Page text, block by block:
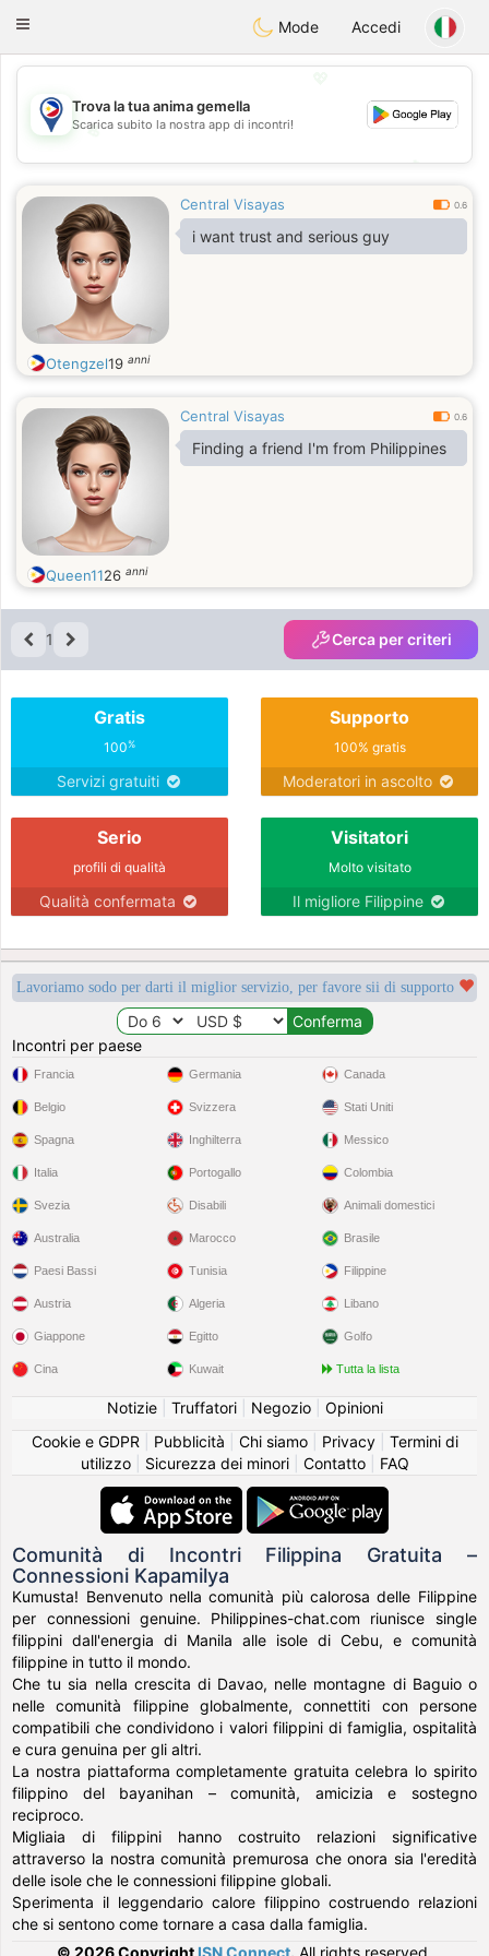
PhilippinesChat
Toggle
Mode Accedi
💖
💕
Trova la tua anima gemella
Scarica subito la nostra app di incontri!
Central Visayas 0.6
i want trust and serious guy
Otengzel19 anni
Central Visayas 0.6
Finding a friend I'm from Philippines
Queen1126 anni
1 Cerca per criteri
Gratis
100%
Servizi gratuiti
Supporto
100% gratis
Moderatori in ascolto
Serio
profili di qualità
Qualità confermata
Visitatori
Molto visitato
Il migliore Filippine
Lavoriamo sodo per darti il miglior servizio, per favore sii di supporto
Incontri per paese
Francia
Belgio
Spagna
Italia
Svezia
Germania
Svizzera
Inghilterra
Portogallo
Disabili
Canada
Stati Uniti
Messico
Colombia
Animali domestici
Australia
Paesi Bassi
Austria
Giappone
Cina
Marocco
Tunisia
Algeria
Egitto
Kuwait
Brasile
Filippine
Libano
Golfo
Tutta la lista
Notizie| Truffatori| Negozio| Opinioni
Cookie e GDPR
Pubblicità Chi siamo| Privacy| Termini di
utilizzo| Sicurezza dei minori| Contatto| FAQ
Comunità di Incontri Filippina Gratuita –
Connessioni Kapamilya
Kumusta! Benvenuto nella comunità più calorosa delle Filippine
per connessioni genuine. Philippines-chat.com riunisce single
filippini dall'energia di Manila alle isole di Cebu, e comunità
filippine in tutto il mondo.
Che tu sia nella crescita di Davao, nelle montagne di Baguio o
nelle comunità filippine globalmente, connettiti con persone
compatibili che condividono i valori filippini di famiglia, ospitalità
e cura genuina per gli altri.
La nostra piattaforma completamente gratuita celebra lo spirito
filippino del bayanihan – comunità, amicizia e sostegno
reciproco.
Migliaia di filippini hanno costruito relazioni significative
attraverso la nostra comunità premurosa che onora sia l'eredità
delle isole che le connessioni filippine globali.
Sperimenta il leggendario calore filippino costruendo relazioni
che si sentono come tornare a casa dalla famiglia.
© 2026 Copyright ISN Connect All rights reserved.